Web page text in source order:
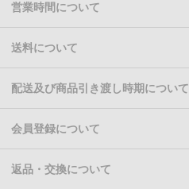
営業時間について
送料について
配送及び商品引き渡し時期について
会員登録について
返品・交換について